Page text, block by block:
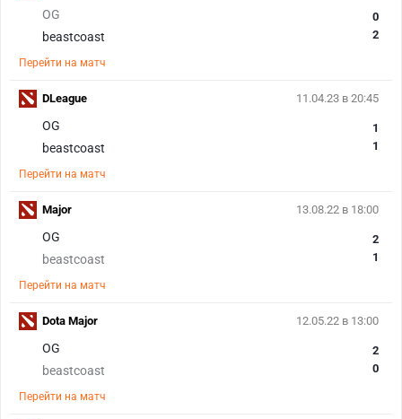
OG
beastcoast
0
2
Перейти на матч
11.04.23 в 20:45
OG
beastcoast
1
1
Перейти на матч
DLeague
13.08.22 в 18:00
OG
beastcoast
2
1
Перейти на матч
Major
12.05.22 в 13:00
OG
beastcoast
2
0
Перейти на матч
Dota Major